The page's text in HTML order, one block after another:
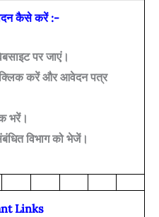
कैसे करें :-
पर जाएं।
करें और आवेदन पत्र
भरें।
विभाग को भेजें।
Links